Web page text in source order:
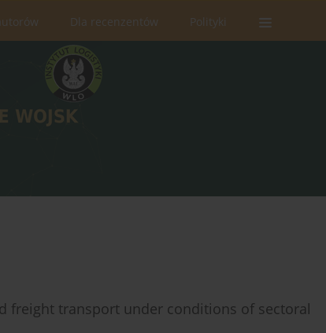
Dla recenzentów Polityki
freight transport under conditions of sectoral